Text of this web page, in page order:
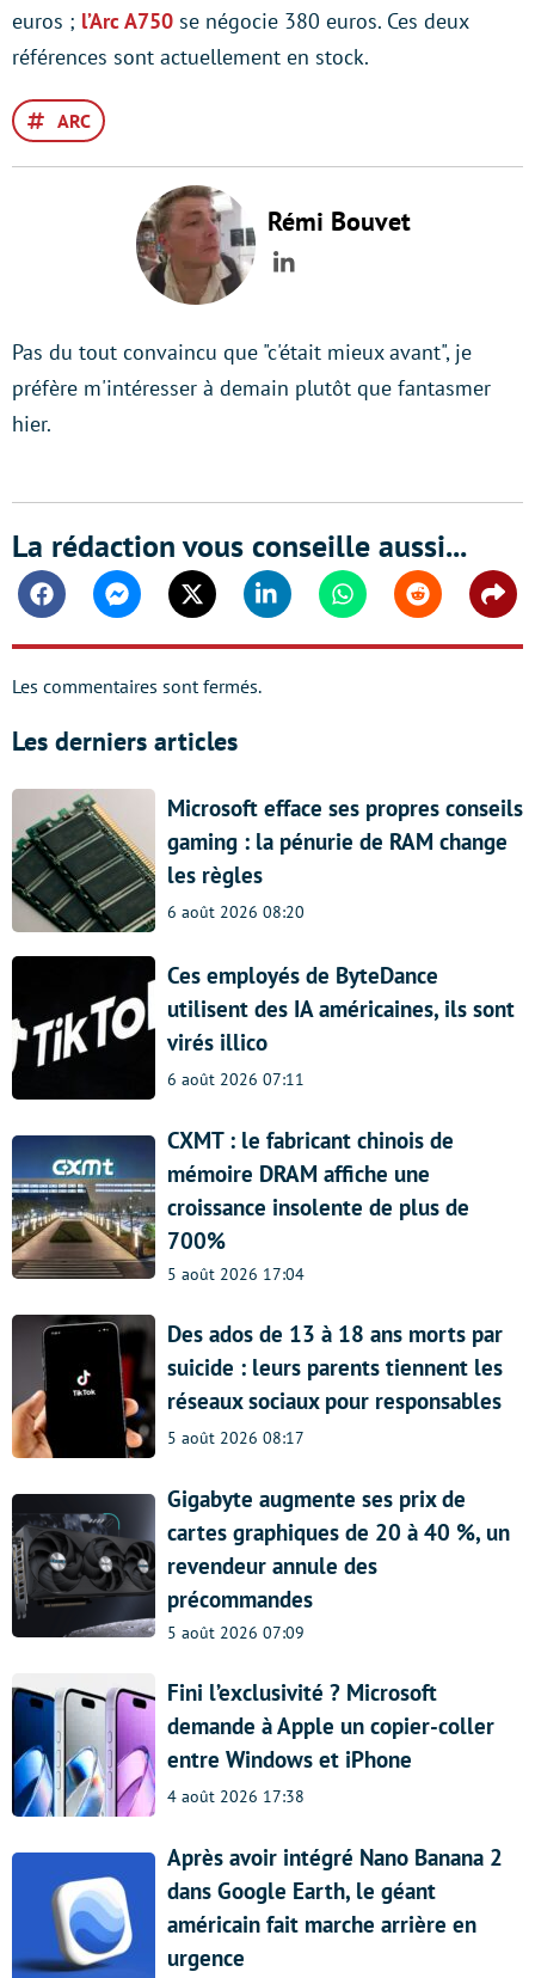
euros ; l’Arc A750 se négocie 380 euros. Ces deux
références sont actuellement en stock.
ARC
Rémi Bouvet
LinkedIn
Pas du tout convaincu que "c'était mieux avant", je
préfère m'intéresser à demain plutôt que fantasmer
hier.
La rédaction vous conseille aussi...
FacebookMessengerTwitter Linkedin WhatsappReddit
Les commentaires sont fermés.
Les derniers articles
Microsoft efface ses propres conseils
gaming : la pénurie de RAM change
les règles
6 août 2026 08:20
Ces employés de ByteDance
utilisent des IA américaines, ils sont
virés illico
6 août 2026 07:11
CXMT : le fabricant chinois de
mémoire DRAM affiche une
croissance insolente de plus de
700%
5 août 2026 17:04
Des ados de 13 à 18 ans morts par
suicide : leurs parents tiennent les
réseaux sociaux pour responsables
5 août 2026 08:17
Gigabyte augmente ses prix de
cartes graphiques de 20 à 40 %, un
revendeur annule des
précommandes
5 août 2026 07:09
Fini l’exclusivité ? Microsoft
demande à Apple un copier-coller
entre Windows et iPhone
4 août 2026 17:38
Après avoir intégré Nano Banana 2
dans Google Earth, le géant
américain fait marche arrière en
urgence